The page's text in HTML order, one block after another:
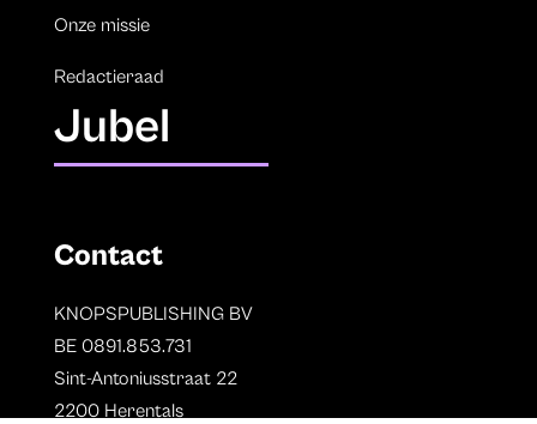
Onze missie
Redactieraad
Jubel
Contact
KNOPSPUBLISHING BV
BE 0891.853.731
Sint-Antoniusstraat 22
2200 Herentals